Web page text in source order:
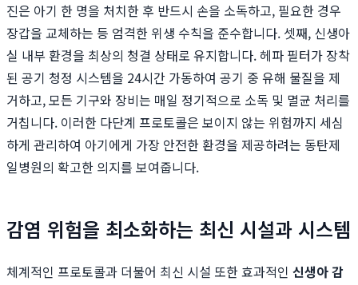
진은 아기 한 명을 처치한 후 반드시 손을 소독하고, 필요한 경우
장갑을 교체하는 등 엄격한 위생 수칙을 준수합니다. 셋째, 신생아
실 내부 환경을 최상의 청결 상태로 유지합니다. 헤파 필터가 장착
된 공기 청정 시스템을 24시간 가동하여 공기 중 유해 물질을 제
거하고, 모든 기구와 장비는 매일 정기적으로 소독 및 멸균 처리를
거칩니다. 이러한 다단계 프로토콜은 보이지 않는 위험까지 세심
하게 관리하여 아기에게 가장 안전한 환경을 제공하려는 동탄제
일병원의 확고한 의지를 보여줍니다.
감염 위험을 최소화하는 최신 시설과 시스템
체계적인 프로토콜과 더불어 최신 시설 또한 효과적인 신생아 감